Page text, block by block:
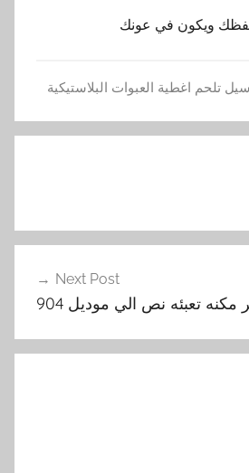
ويكون في عونك
تلحم اغطية العبوات البلاستيكية
Next Post
تعبئه نص الي موديل 904